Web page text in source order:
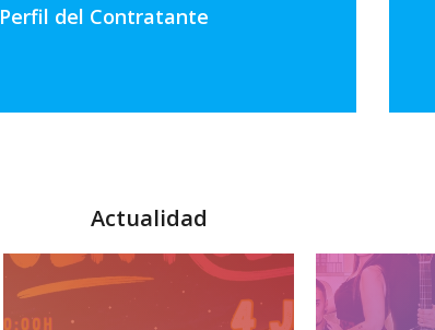
Perfil del Contratante
Actualidad